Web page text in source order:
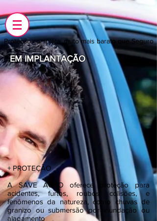
Proteção completa, muto mais barato que Seguro
EM IMPLANTAÇÃO
+ PROTEÇÃO
A SAVE AUTO oferece proteção para
acidentes, furtos, roubos, colisões, e
fenômenos da natureza, como chuvas de
granizo ou submersão por inundação ou
alagamento